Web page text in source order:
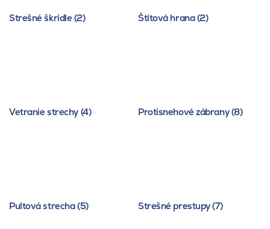
Strešné škridle (2) Štítová hrana (2)
Vetranie strechy (4) Protisnehové zábrany (8)
Pultová strecha (5) Strešné prestupy (7)